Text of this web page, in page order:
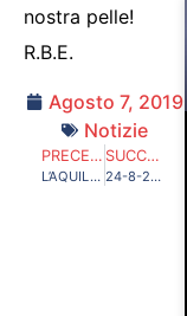
nostra pelle!
R.B.E.
Agosto 7, 2019
Notizie
PRECEDENTE
L’AQUILA 1927 È STATA ACQUISITA DAI TIFOSI, ORA SI MUOVA LA CITTÀ!
SUCCESSIVO
24-8-2016…PERSONE SPECIALI ABBIAMO INCONTRATO NEL NOSTRO SENTIERO…24-8-2019…3 ANNI DOPO AD AMATRICE E LA SUA GENTE VA IL NOSTRO PENSIERO!